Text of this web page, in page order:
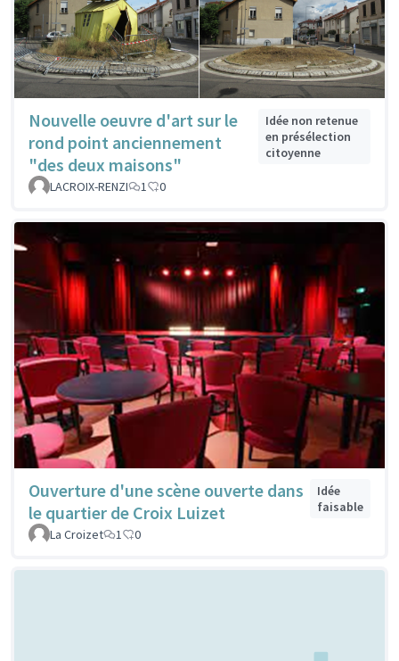
Nouvelle oeuvre d'art sur le
rond point anciennement
"des deux maisons"
Idée non retenue
en présélection
citoyenne
LACROIX-RENZI 1 0
Ouverture d'une scène ouverte dans
le quartier de Croix Luizet
Idée
faisable
La Croizet
1 0